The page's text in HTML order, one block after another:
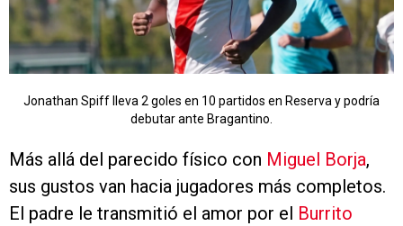
Jonathan Spiff lleva 2 goles en 10 partidos en Reserva y podría
debutar ante Bragantino.
Más allá del parecido físico con Miguel Borja,
sus gustos van hacia jugadores más completos.
El padre le transmitió el amor por el Burrito